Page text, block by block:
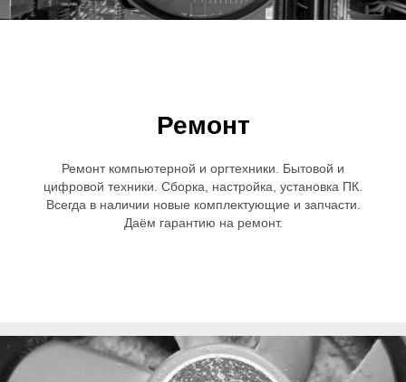
Ремонт
Ремонт компьютерной и оргтехники. Бытовой и
цифровой техники. Сборка, настройка, установка ПК.
Всегда в наличии новые комплектующие и запчасти.
Даём гарантию на ремонт.